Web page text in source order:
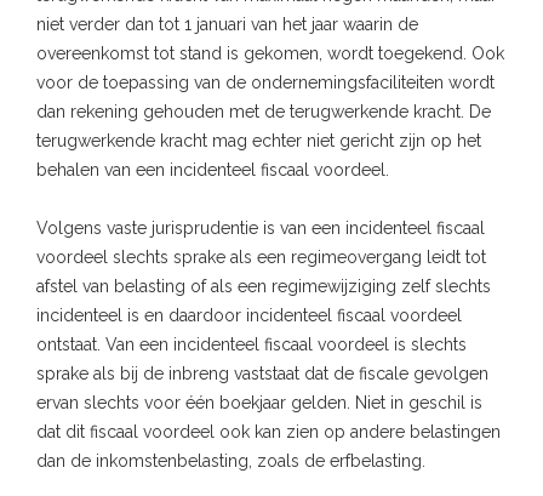
niet verder dan tot 1 januari van het jaar waarin de
overeenkomst tot stand is gekomen, wordt toegekend. Ook
voor de toepassing van de ondernemingsfaciliteiten wordt
dan rekening gehouden met de terugwerkende kracht. De
terugwerkende kracht mag echter niet gericht zijn op het
behalen van een incidenteel fiscaal voordeel.
Volgens vaste jurisprudentie is van een incidenteel fiscaal
voordeel slechts sprake als een regimeovergang leidt tot
afstel van belasting of als een regimewijziging zelf slechts
incidenteel is en daardoor incidenteel fiscaal voordeel
ontstaat. Van een incidenteel fiscaal voordeel is slechts
sprake als bij de inbreng vaststaat dat de fiscale gevolgen
ervan slechts voor één boekjaar gelden. Niet in geschil is
dat dit fiscaal voordeel ook kan zien op andere belastingen
dan de inkomstenbelasting, zoals de erfbelasting.